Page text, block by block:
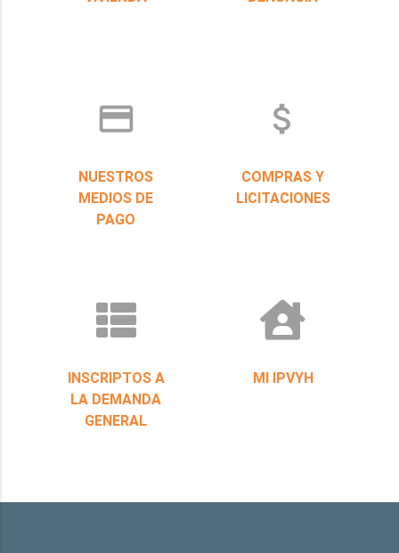
credit_card
NUESTROS
MEDIOS DE
PAGO
attach_money
COMPRAS Y
LICITACIONES
INSCRIPTOS A
LA DEMANDA
GENERAL
MI IPVYH